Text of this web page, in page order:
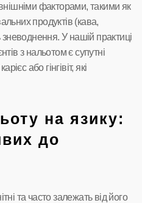
факторами, такими як
продуктів (кава,
У нашій практиці
з нальотом є супутні
або гінгівіт, які
на язику:
до
та часто залежать від його